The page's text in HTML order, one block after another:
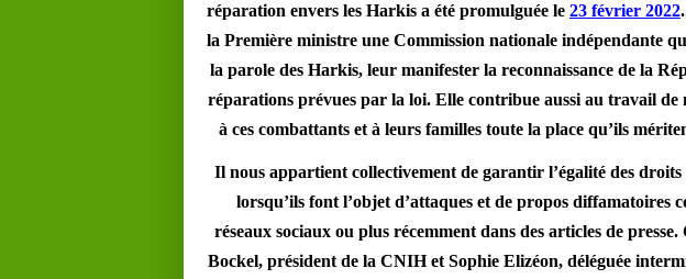
réparation envers les Harkis a été promulguée le 23 février 2022
la Première ministre une Commission nationale indépendante
la parole des Harkis, leur manifester la reconnaissance de la
réparations prévues par la loi. Elle contribue aussi au travail de
à ces combattants et à leurs familles toute la place qu’ils
Il nous appartient collectivement de garantir l’égalité des
lorsqu’ils font l’objet d’attaques et de propos diffamatoires
réseaux sociaux ou plus récemment dans des articles de
Bockel, président de la CNIH et Sophie Elizéon, déléguée